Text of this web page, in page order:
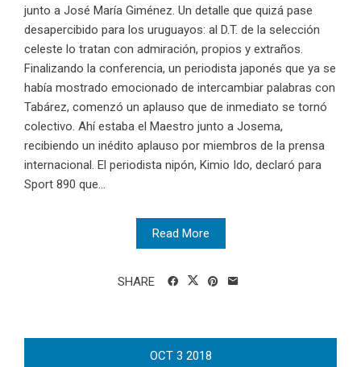
junto a José María Giménez. Un detalle que quizá pase
desapercibido para los uruguayos: al D.T. de la selección
celeste lo tratan con admiración, propios y extraños.
Finalizando la conferencia, un periodista japonés que ya se
había mostrado emocionado de intercambiar palabras con
Tabárez, comenzó un aplauso que de inmediato se tornó
colectivo. Ahí estaba el Maestro junto a Josema,
recibiendo un inédito aplauso por miembros de la prensa
internacional. El periodista nipón, Kimio Ido, declaró para
Sport 890 que...
Read More
SHARE
OCT 3 2018